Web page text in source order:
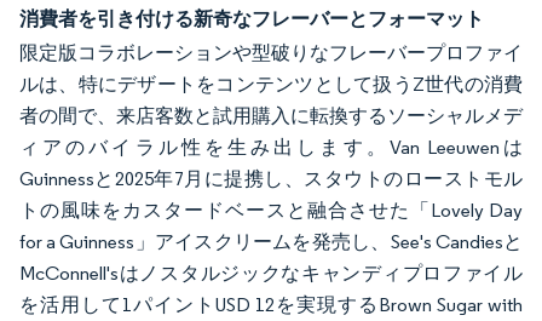
消費者を引き付ける新奇なフレーバーとフォーマット
限定版コラボレーションや型破りなフレーバープロファイ
ルは、特にデザートをコンテンツとして扱うZ世代の消費
者の間で、来店客数と試用購入に転換するソーシャルメデ
ィアのバイラル性を生み出します。Van Leeuwenは
Guinnessと2025年7月に提携し、スタウトのローストモル
トの風味をカスタードベースと融合させた「Lovely Day
for a Guinness」アイスクリームを発売し、See's Candiesと
McConnell'sはノスタルジックなキャンディプロファイル
を活用して1パイントUSD 12を実現するBrown Sugar with